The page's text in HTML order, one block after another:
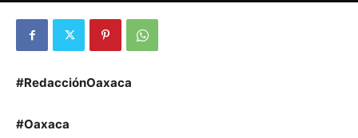
#RedacciónOaxaca
#Oaxaca